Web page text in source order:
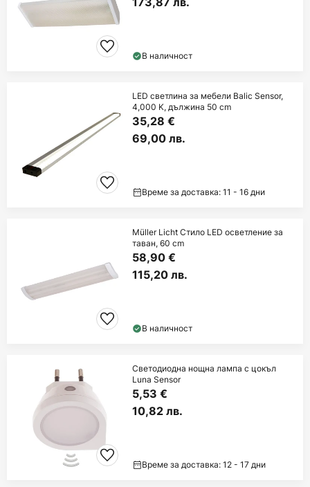
В наличност
LED светлина за мебели Balic Sensor,
4,000 K, дължина 50 cm
35,28 €
69,00 лв.
Време за доставка: 11 - 16 дни
Müller Licht Стило LED осветление за
таван, 60 cm
58,90 €
115,20 лв.
В наличност
Светодиодна нощна лампа с цокъл
Luna Sensor
5,53 €
10,82 лв.
Време за доставка: 12 - 17 дни